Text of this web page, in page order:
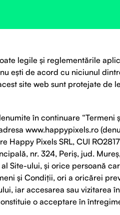
legile și reglementările
ești de acord cu niciunul
site web sunt protejate de
în continuare “Termeni
www.happypixels.ro
Pixels SRL, CUI
nr. 324, Periș, jud.
Site-ului, și orice persoană
și Condiții, ori a oricărei
iar accesarea sau vizitarea
o acceptare în